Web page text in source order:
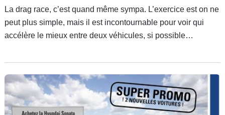
La drag race, c’est quand même sympa. L’exercice est on ne
peut plus simple, mais il est incontournable pour voir qui
accélère le mieux entre deux véhicules, si possible
qui se